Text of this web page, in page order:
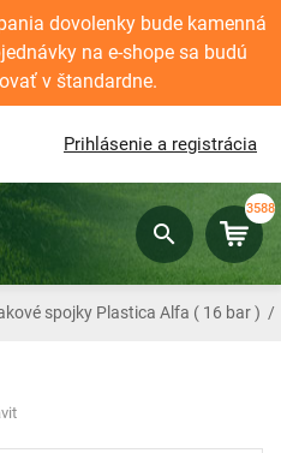
dovolenky bude kamenná
na e-shope sa budú
v štandardne.
Prihlásenie a registrácia
3588
spojky Plastica Alfa ( 16 bar ) /